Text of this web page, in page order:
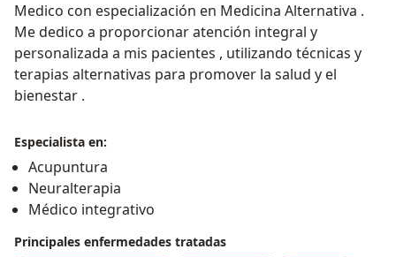
Medico con especialización en Medicina Alternativa .
Me dedico a proporcionar atención integral y
personalizada a mis pacientes , utilizando técnicas y
terapias alternativas para promover la salud y el
bienestar .
Especialista en:
Acupuntura
Neuralterapia
Médico integrativo
Principales enfermedades tratadas